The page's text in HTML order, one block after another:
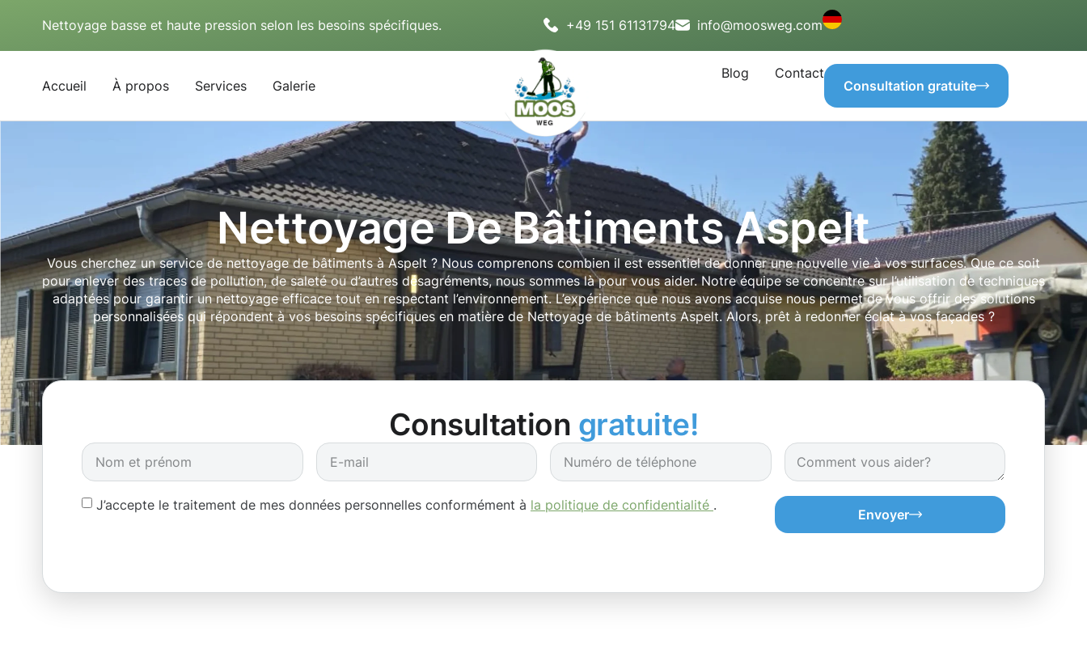
Nettoyage basse et haute pression selon les besoins spécifiques. +49 151 61131794 info@moosweg.com
Accueil À propos Services Galerie
Blog
Contact
Consultation gratuite
Nettoyage De Bâtiments Aspelt
Vous cherchez un service de nettoyage de bâtiments à Aspelt ? Nous comprenons combien il est essentiel de donner une nouvelle vie à vos surfaces. Que ce soit
pour enlever des traces de pollution, de saleté ou d’autres désagréments, nous sommes là pour vous aider. Notre équipe se concentre sur l’utilisation de techniques
adaptées pour garantir un nettoyage efficace tout en respectant l’environnement. L’expérience que nous avons acquise nous permet de vous offrir des solutions
personnalisées qui répondent à vos besoins spécifiques en matière de Nettoyage de bâtiments Aspelt. Alors, prêt à redonner éclat à vos façades ?
Consultation gratuite!
J’accepte le traitement de mes données personnelles conformément à la politique de confidentialité .
Envoyer